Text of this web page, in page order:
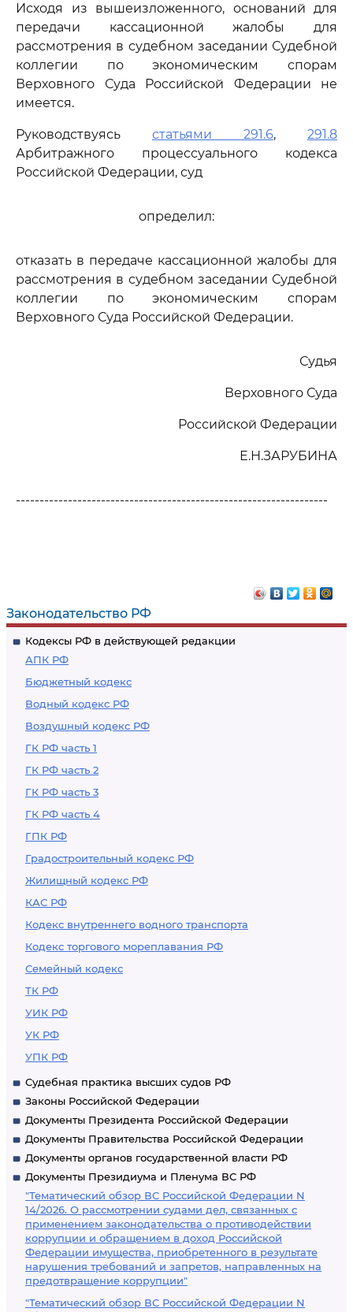
Законодательство РФ
Кодексы РФ в действующей редакции
АПК РФ
Бюджетный кодекс
Водный кодекс РФ
Воздушный кодекс РФ
ГК РФ часть 1
ГК РФ часть 2
ГК РФ часть 3
ГК РФ часть 4
ГПК РФ
Градостроительный кодекс РФ
Жилищный кодекс РФ
КАС РФ
Кодекс внутреннего водного транспорта
Кодекс торгового мореплавания РФ
Семейный кодекс
ТК РФ
УИК РФ
УК РФ
УПК РФ
Судебная практика высших судов РФ
Законы Российской Федерации
Документы Президента Российской Федерации
Документы Правительства Российской Федерации
Документы органов государственной власти РФ
Документы Президиума и Пленума ВС РФ
"Тематический обзор ВС Российской Федерации N
14/2026. О рассмотрении судами дел, связанных с
применением законодательства о противодействии
коррупции и обращением в доход Российской
Федерации имущества, приобретенного в результате
нарушения требований и запретов, направленных на
предотвращение коррупции"
"Тематический обзор ВС Российской Федерации N
Исходя из вышеизложенного, оснований для
передачи кассационной жалобы для
рассмотрения в судебном заседании Судебной
коллегии по экономическим спорам
Верховного Суда Российской Федерации не
имеется.
Руководствуясь статьями 291.6, 291.8
Арбитражного процессуального кодекса
Российской Федерации, суд
определил:
отказать в передаче кассационной жалобы для
рассмотрения в судебном заседании Судебной
коллегии по экономическим спорам
Верховного Суда Российской Федерации.
Судья
Верховного Суда
Российской Федерации
Е.Н.ЗАРУБИНА
------------------------------------------------------------------